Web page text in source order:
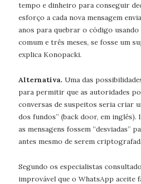
tempo e dinheiro para conseguir
esforço a cada nova mensagem
anos para quebrar o código
comum e três meses, se fosse um
explica Konopacki.
Alternativa. Uma das
para permitir que as autoridades
conversas de suspeitos seria criar
dos fundos” (back door, em
as mensagens fossem “desviadas”
antes mesmo de serem
Segundo os especialistas
improvável que o WhatsApp aceite